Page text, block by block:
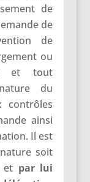
de
de
de
ou
et tout
du
contrôles
ainsi
Il est
soit
et par lui